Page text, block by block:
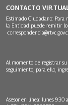
CONTACTO
Estimado Ciudadano: Para
la Entidad puede remitir
Al momento de registrar
seguimiento, para ello,
Asesor en línea: lunes 9:30